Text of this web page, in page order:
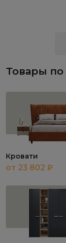
Товары
Кровати
от 23 802 ₽